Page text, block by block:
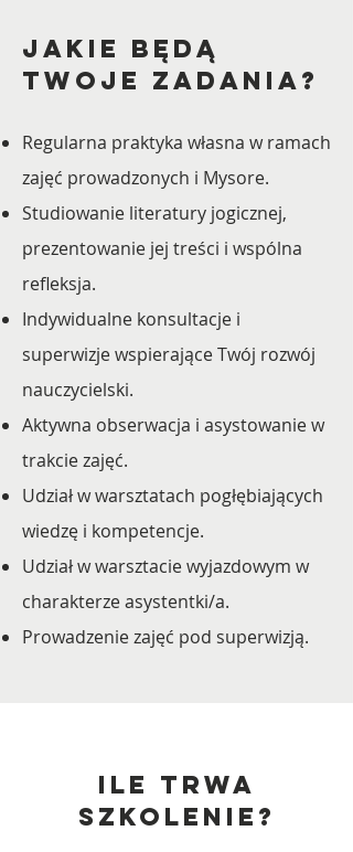
Jakie będą
Twoje zadania?
Regularna praktyka własna w ramach
zajęć prowadzonych i Mysore.
Studiowanie literatury jogicznej,
prezentowanie jej treści i wspólna
refleksja.
Indywidualne konsultacje i
superwizje wspierające Twój rozwój
nauczycielski.
Aktywna obserwacja i asystowanie w
trakcie zajęć.
Udział w warsztatach pogłębiających
wiedzę i kompetencje.
Udział w warsztacie wyjazdowym w
charakterze asystentki/a.
Prowadzenie zajęć pod superwizją.
Ile trwa
szkolenie?